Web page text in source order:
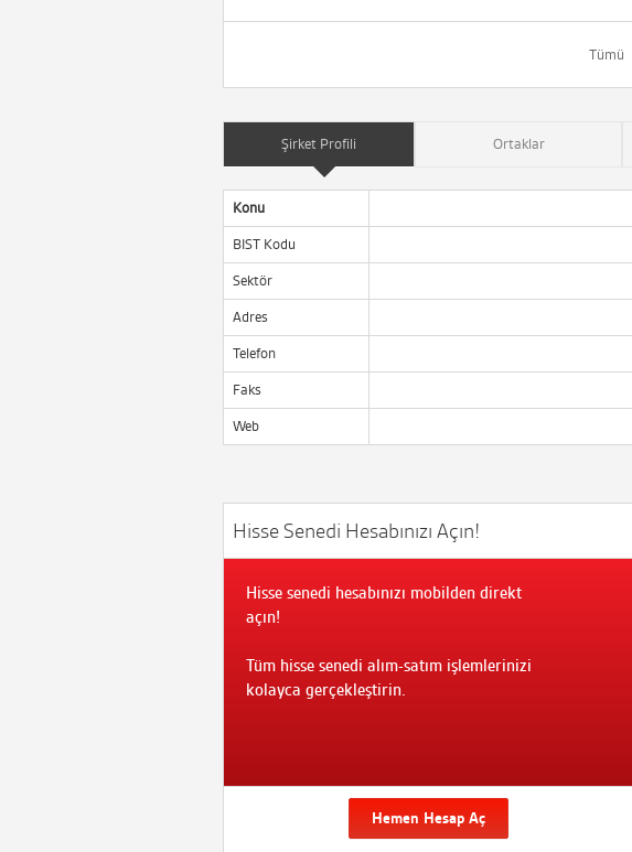
Tümü
Şirket Profili Ortaklar
Konu
BIST Kodu
Sektör
Adres
Telefon
Faks
Web
Hisse Senedi Hesabınızı Açın!
Hisse senedi hesabınızı mobilden direkt
açın!
Tüm hisse senedi alım-satım işlemlerinizi
kolayca gerçekleştirin.
Hemen Hesap Aç